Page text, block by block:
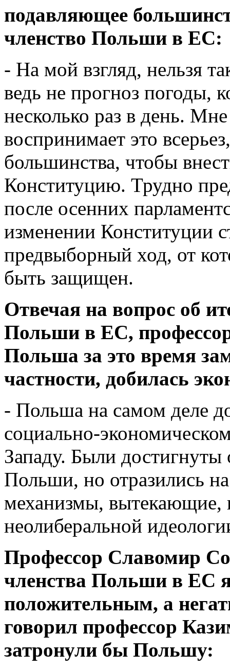
подавляющее
членство Польши в ЕС:
- На мой взгляд, нельзя
ведь не прогноз погоды,
несколько раз в день.
воспринимает это
большинства, чтобы
Конституцию. Трудно
после осенних
изменении Конституции
предвыборный ход, от
быть защищен.
Отвечая на вопрос об
Польши в ЕС,
Польша за это время
частности, добилась
- Польша на самом деле
социально-
Западу. Были достигнуты
Польши, но отразились
механизмы, вытекающие,
неолиберальной
Профессор Славомир
членства Польши в ЕС
положительным, а
говорил профессор
затронули бы Польшу: